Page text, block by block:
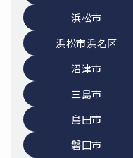
浜松市
浜松市浜名区
沼津市
三島市
島田市
磐田市